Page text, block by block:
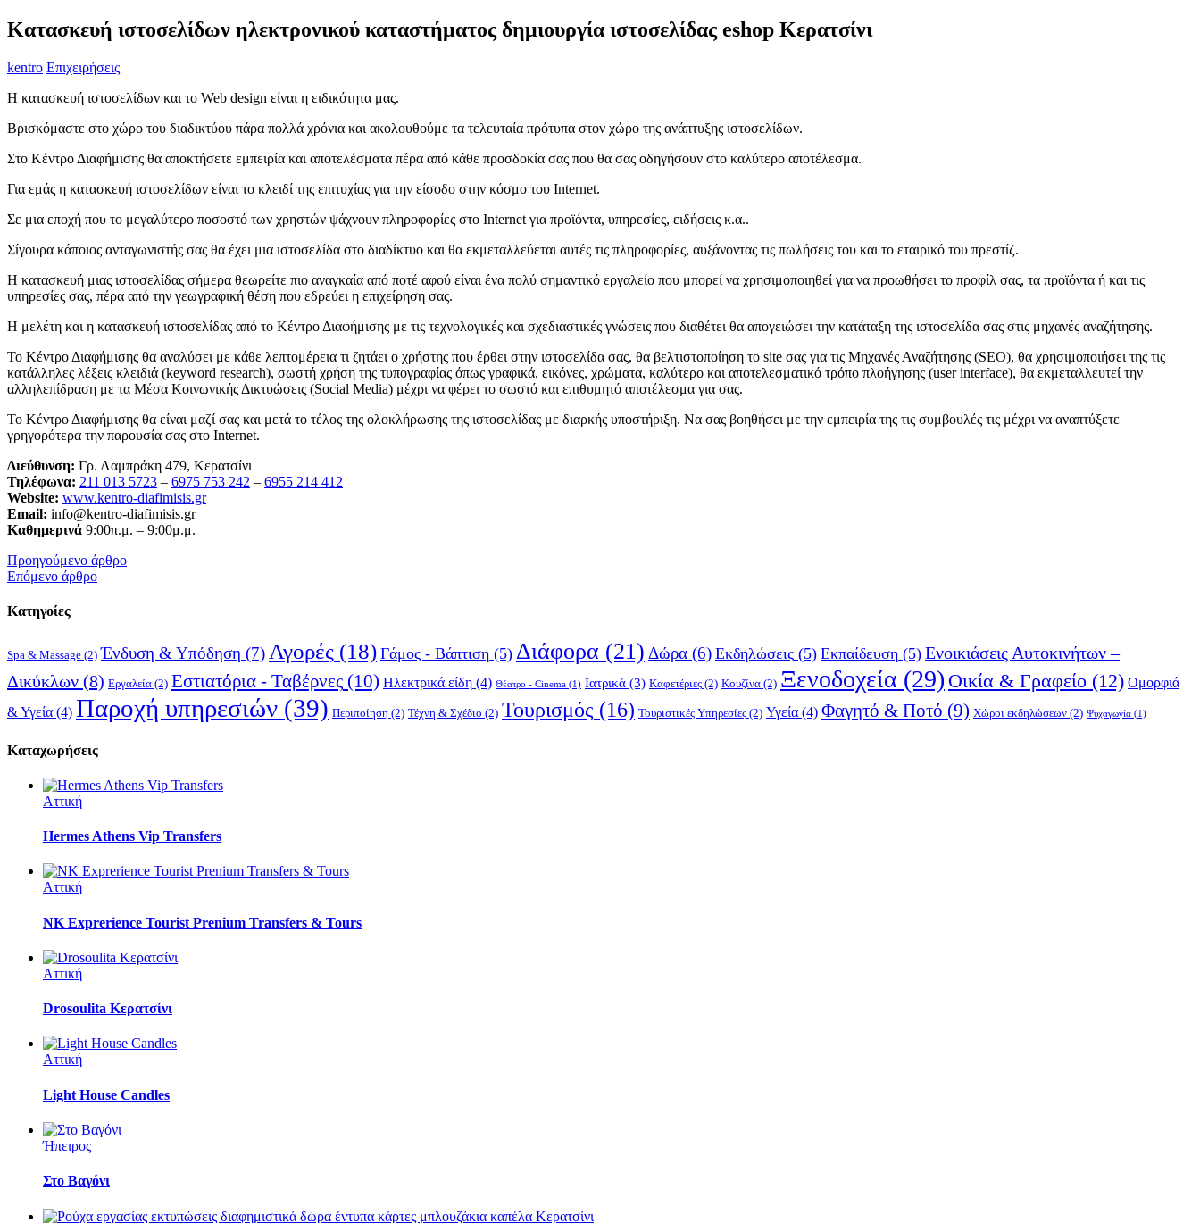
Κατασκευή ιστοσελίδων ηλεκτρονικού καταστήματος δημιουργία ιστοσελίδας eshop Κερατσίνι
kentro Επιχειρήσεις
Η κατασκευή ιστοσελίδων και το Web design είναι η ειδικότητα μας.
Βρισκόμαστε στο χώρο του διαδικτύου πάρα πολλά χρόνια και ακολουθούμε τα τελευταία πρότυπα στον χώρο της ανάπτυξης ιστοσελίδων.
Στο Κέντρο Διαφήμισης θα αποκτήσετε εμπειρία και αποτελέσματα πέρα από κάθε προσδοκία σας που θα σας οδηγήσουν στο καλύτερο αποτέλεσμα.
Για εμάς η κατασκευή ιστοσελίδων είναι το κλειδί της επιτυχίας για την είσοδο στην κόσμο του Internet.
Σε μια εποχή που το μεγαλύτερο ποσοστό των χρηστών ψάχνουν πληροφορίες στο Internet για προϊόντα, υπηρεσίες, ειδήσεις κ.α..
Σίγουρα κάποιος ανταγωνιστής σας θα έχει μια ιστοσελίδα στο διαδίκτυο και θα εκμεταλλεύεται αυτές τις πληροφορίες, αυξάνοντας τις πωλήσεις του και το εταιρικό του πρεστίζ.
Η κατασκευή μιας ιστοσελίδας σήμερα θεωρείτε πιο αναγκαία από ποτέ αφού είναι ένα πολύ σημαντικό εργαλείο που μπορεί να χρησιμοποιηθεί για να προωθήσει το προφίλ σας, τα προϊόντα ή και τις
υπηρεσίες σας, πέρα από την γεωγραφική θέση που εδρεύει η επιχείρηση σας.
Η μελέτη και η κατασκευή ιστοσελίδας από το Κέντρο Διαφήμισης με τις τεχνολογικές και σχεδιαστικές γνώσεις που διαθέτει θα απογειώσει την κατάταξη της ιστοσελίδα σας στις μηχανές αναζήτησης.
Το Κέντρο Διαφήμισης θα αναλύσει με κάθε λεπτομέρεια τι ζητάει ο χρήστης που έρθει στην ιστοσελίδα σας, θα βελτιστοποίηση το site σας για τις Μηχανές Αναζήτησης (SEO), θα χρησιμοποιήσει της τις
κατάλληλες λέξεις κλειδιά (keyword research), σωστή χρήση της τυπογραφίας όπως γραφικά, εικόνες, χρώματα, καλύτερο και αποτελεσματικό τρόπο πλοήγησης (user interface), θα εκμεταλλευτεί την
αλληλεπίδραση με τα Μέσα Κοινωνικής Δικτυώσεις (Social Media) μέχρι να φέρει το σωστό και επιθυμητό αποτέλεσμα για σας.
Το Κέντρο Διαφήμισης θα είναι μαζί σας και μετά το τέλος της ολοκλήρωσης της ιστοσελίδας με διαρκής υποστήριξη. Να σας βοηθήσει με την εμπειρία της τις συμβουλές τις μέχρι να αναπτύξετε
γρηγορότερα την παρουσία σας στο Internet.
Διεύθυνση: Γρ. Λαμπράκη 479, Κερατσίνι
Τηλέφωνα: 211 013 5723 – 6975 753 242 – 6955 214 412
Website: www.kentro-diafimisis.gr
Email: info@kentro-diafimisis.gr
Καθημερινά 9:00π.μ. – 9:00μ.μ.
Προηγούμενο άρθρο
Επόμενο άρθρο
Κατηγοίες
Spa & Massage (2) Ένδυση & Υπόδηση (7) Αγορές (18) Γάμος - Βάπτιση (5) Διάφορα (21) Δώρα (6) Εκδηλώσεις (5) Εκπαίδευση (5) Ενοικιάσεις Αυτοκινήτων –
Δικύκλων (8) Εργαλεία (2) Εστιατόρια - Ταβέρνες (10) Ηλεκτρικά είδη (4) Θέατρο - Cinema (1) Ιατρικά (3) Καφετέριες (2) Κουζίνα (2) Ξενοδοχεία (29) Οικία & Γραφείο (12) Ομορφιά
& Υγεία (4) Παροχή υπηρεσιών (39) Περιποίηση (2) Τέχνη & Σχέδιο (2) Τουρισμός (16) Τουριστικές Υπηρεσίες (2) Υγεία (4) Φαγητό & Ποτό (9) Χώροι εκδηλώσεων (2) Ψυχαγωγία (1)
Καταχωρήσεις
Αττική
Hermes Athens Vip Transfers
Αττική
NK Exprerience Tourist Prenium Transfers & Tours
Αττική
Drosoulita Κερατσίνι
Αττική
Light House Candles
Ήπειρος
Στο Βαγόνι